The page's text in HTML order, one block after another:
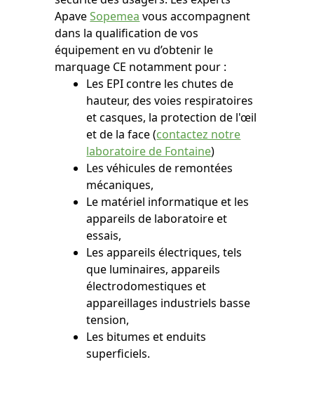
ApaveSopemea vous accompagnent
dans la qualification de vos
équipement en vu d’obtenir le
marquage CE notamment pour :
Les EPI contre les chutes de
hauteur, des voies respiratoires
et casques, la protection de l'œil
et de la face (contactez notre
laboratoire de Fontaine)
Les véhicules de remontées
mécaniques,
Le matériel informatique et les
appareils de laboratoire et
essais,
Les appareils électriques, tels
que luminaires, appareils
électrodomestiques et
appareillages industriels basse
tension,
Les bitumes et enduits
superficiels.